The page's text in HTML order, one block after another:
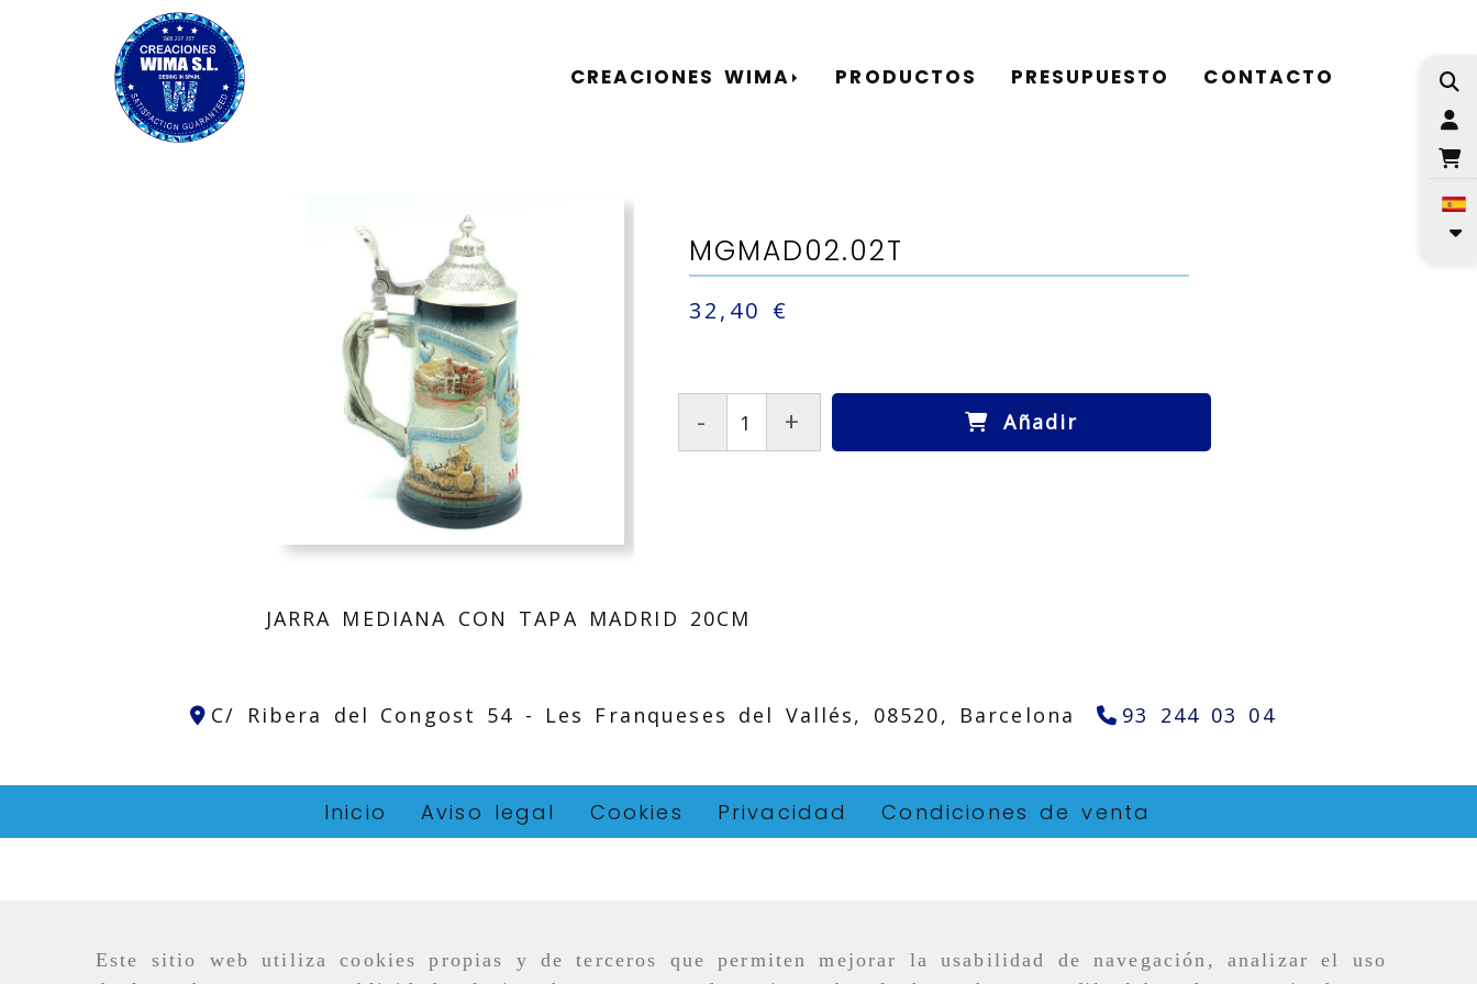
Este sitio web utiliza cookies propias y de terceros que permiten mejorar la usabilidad de navegación, analizar el uso
CREACIONES WIMA PRODUCTOS PRESUPUESTO CONTACTO
MGMAD02.02T
32,40 €
- + Añadir
JARRA MEDIANA CON TAPA MADRID 20CM
C/ Ribera del Congost 54 - Les Franqueses del Vallés, 08520, Barcelona 93 244 03 04
Inicio Aviso legal Cookies Privacidad Condiciones de venta